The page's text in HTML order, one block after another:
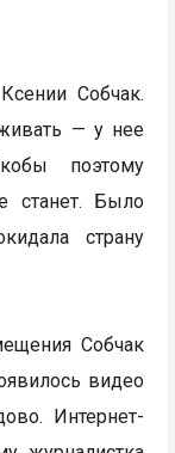
Собчак.
— у нее
поэтому
станет. Было
страну
Собчак
видео
Интернет-